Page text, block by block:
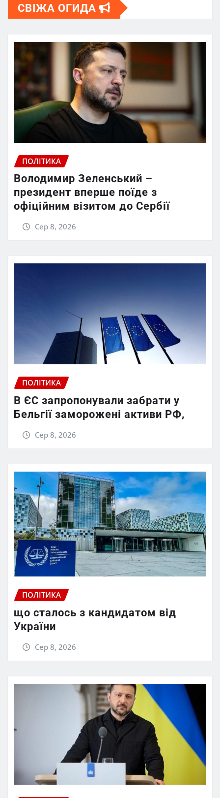
СВІЖА ОГИДА
ПОЛІТИКА
Володимир Зеленський –
президент вперше поїде з
офіційним візитом до Сербії
Сер 8, 2026
ПОЛІТИКА
В ЄС запропонували забрати у
Бельгії заморожені активи РФ,
Сер 8, 2026
ПОЛІТИКА
що сталось з кандидатом від
України
Сер 8, 2026